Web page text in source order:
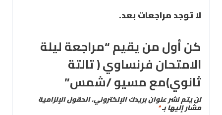
لا توجد مراجعات بعد.
كن أول من يقيم “مراجعة ليلة
الامتحان فرنساوي ( تالتة
ثانوي)مع مسيو /شمس”
لن يتم نشر عنوان بريدك الإلكتروني.الحقول الإلزامية
مشار إليها بـ*